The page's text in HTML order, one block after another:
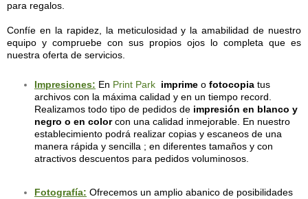
para regalos.
Confíe en la rapidez, la meticulosidad y la amabilidad de nuestro
equipo y compruebe con sus propios ojos lo completa que es
nuestra oferta de servicios.
Impresiones: En Print Park imprime o fotocopia tus
archivos con la máxima calidad y en un tiempo record.
Realizamos todo tipo de pedidos de impresión en blanco y
negro o en colorcon una calidad inmejorable.
En nuestro
establecimiento podrá realizar copias y escaneos de una
manera rápida y sencilla ; en diferentes tamaños y con
atractivos descuentos para pedidos voluminosos.
Fotografía: Ofrecemos un amplio abanico de posibilidades